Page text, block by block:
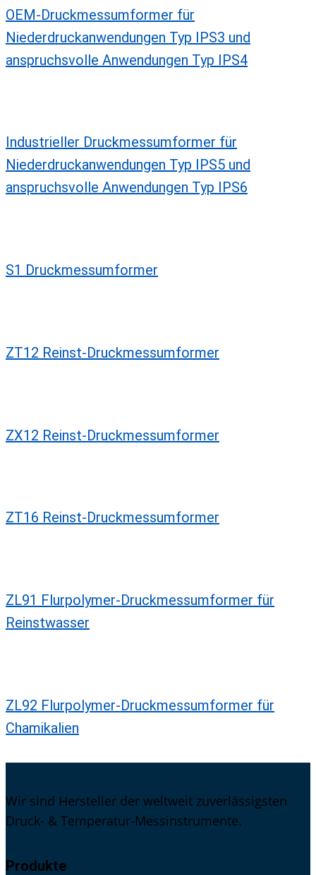
OEM-Druckmessumformer für
Niederdruckanwendungen Typ IPS3 und
anspruchsvolle Anwendungen Typ IPS4
Industrieller Druckmessumformer für
Niederdruckanwendungen Typ IPS5 und
anspruchsvolle Anwendungen Typ IPS6
S1 Druckmessumformer
ZT12 Reinst-Druckmessumformer
ZX12 Reinst-Druckmessumformer
ZT16 Reinst-Druckmessumformer
ZL91 Flurpolymer-Druckmessumformer für
Reinstwasser
ZL92 Flurpolymer-Druckmessumformer für
Chamikalien
Wir sind Hersteller der weltweit zuverlässigsten
Druck- & Temperatur-Messinstrumente.
Produkte